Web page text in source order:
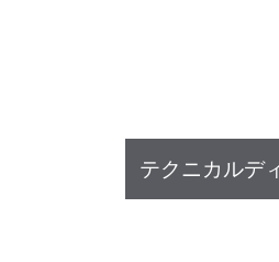
テクニカルデ